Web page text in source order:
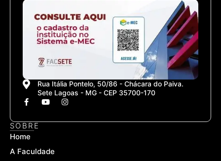
Rua Itália Pontelo, 50/86 - Chácara do Paiva.
Sete Lagoas - MG - CEP 35700-170
F
a
e
b
o
k
Y
o
t
I
n
t
SOBRE
Home
A Faculdade